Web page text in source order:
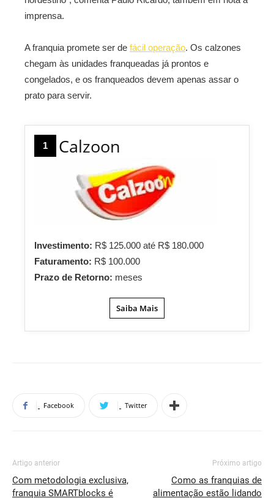
imprensa.
A franquia promete ser de fácil operação. Os calzones
chegam às unidades franqueadas já prontos e
congelados, e os franqueados devem apenas assar o
prato para servir.
1 Calzoon
Investimento: R$ 125.000 até R$ 180.000
Faturamento: R$ 100.000
Prazo de Retorno: meses
Saiba Mais
Facebook Twitter
Artigo anterior
Com metodologia exclusiva,
franquia SMARTblocks é
Próximo artigo
Como as franquias de
alimentação estão lidando